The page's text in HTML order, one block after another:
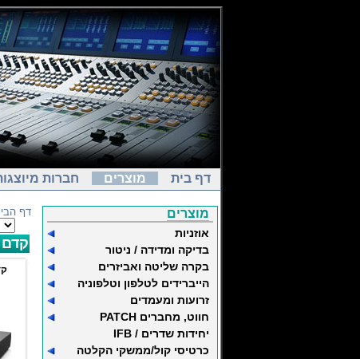
דף בית מוצרים חברות
מוצרים
אוזניות
בדיקה ומדידה / ניטור
בקרה שליטה ואביזרים
הייברידים לטלפון וטלפוניה
זרועות ומעמדים
חווט, מחברים PATCH
יחידות שדרים / IFB
כרטיסי קול/ממשקי הקלטה
דף
קדם